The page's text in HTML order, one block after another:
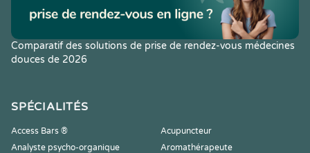
Comparatif des solutions de prise de rendez-vous médecines
douces de 2026
SPÉCIALITÉS
Access Bars ®
Acupuncteur
Analyste psycho-organique
Aromathérapeute